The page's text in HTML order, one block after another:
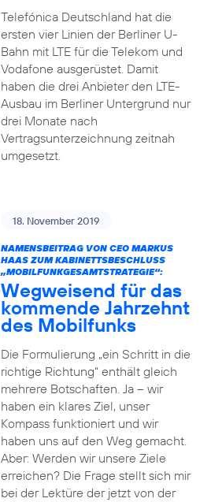
Telefónica Deutschland hat die
ersten vier Linien der Berliner U-
Bahn mit LTE für die Telekom und
Vodafone ausgerüstet. Damit
haben die drei Anbieter den LTE-
Ausbau im Berliner Untergrund nur
drei Monate nach
Vertragsunterzeichnung zeitnah
umgesetzt.
18. November 2019
NAMENSBEITRAG VON CEO MARKUS
HAAS ZUM KABINETTSBESCHLUSS
„MOBILFUNKGESAMTSTRATEGIE“:
Wegweisend für das
kommende Jahrzehnt
des Mobilfunks
Die Formulierung „ein Schritt in die
richtige Richtung“ enthält gleich
mehrere Botschaften. Ja – wir
haben ein klares Ziel, unser
Kompass funktioniert und wir
haben uns auf den Weg gemacht.
Aber: Werden wir unsere Ziele
erreichen? Die Frage stellt sich mir
bei der Lektüre der jetzt von der